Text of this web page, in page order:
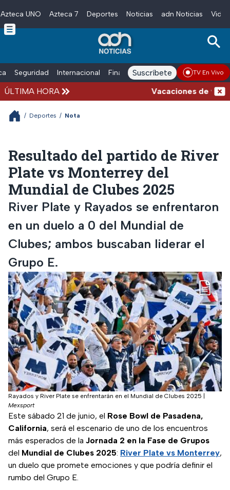
Skip to main content
Azteca UNO Azteca 7 Deportes Noticias adn Noticias
Seguridad Internacional Finanzas adn Noticias Radio
Suscríbete TV En Vivo
ÚLTIMA HORA Vacaciones de
/ Deportes / Nota
Resultado del partido de River
Plate vs Monterrey del
Mundial de Clubes 2025
River Plate y Rayados se enfrentaron
en un duelo a 0 del Mundial de
Clubes; ambos buscaban liderar el
Grupo E.
Rayados y River Plate se enfrentarán en el Mundial de Clubes 2025
Mexsport
Este sábado 21 de junio, el Rose Bowl de Pasadena,
California, será el escenario de uno de los encuentros
más esperados de la Jornada 2 en la Fase de Grupos
del Mundial de Clubes 2025: River Plate vs Monterrey,
un duelo que promete emociones y que podría definir el
rumbo del Grupo E.